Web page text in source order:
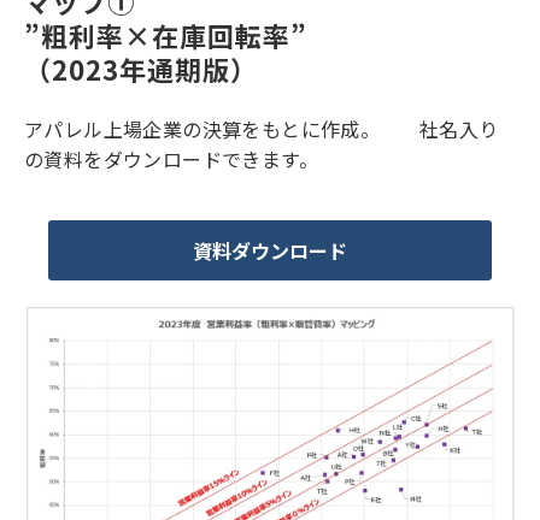
”粗利率×在庫回転率”
（2023年通期版）
アパレル上場企業の決算をもとに作成。 社名入り
の資料をダウンロードできます。
資料ダウンロード